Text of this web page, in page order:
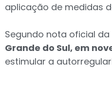
aplicação de medidas
Segundo nota oficial
Grande do Sul, em
estimular a